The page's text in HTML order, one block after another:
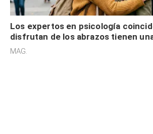
Los expertos en psicología
disfrutan de los abrazos tienen
sensibilidad a los estímulos físicos
MAG.